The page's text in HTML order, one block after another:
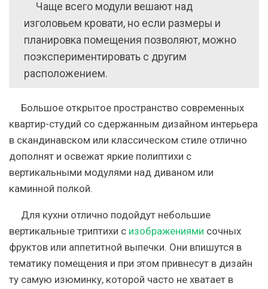
Чаще всего модули вешают над
изголовьем кровати, но если размеры и
планировка помещения позволяют, можно
поэкспериментировать с другим
расположением.
Большое открытое пространство современных
квартир-студий со сдержанным дизайном интерьера
в скандинавском или классическом стиле отлично
дополнят и освежат яркие полиптихи с
вертикальными модулями над диваном или
каминной полкой.
Для кухни отлично подойдут небольшие
вертикальные триптихи с изображениями сочных
фруктов или аппетитной выпечки. Они впишутся в
тематику помещения и при этом привнесут в дизайн
ту самую изюминку, которой часто не хватает в